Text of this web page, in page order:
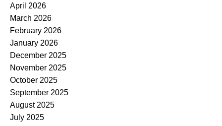
April 2026
March 2026
February 2026
January 2026
December 2025
November 2025
October 2025
September 2025
August 2025
July 2025